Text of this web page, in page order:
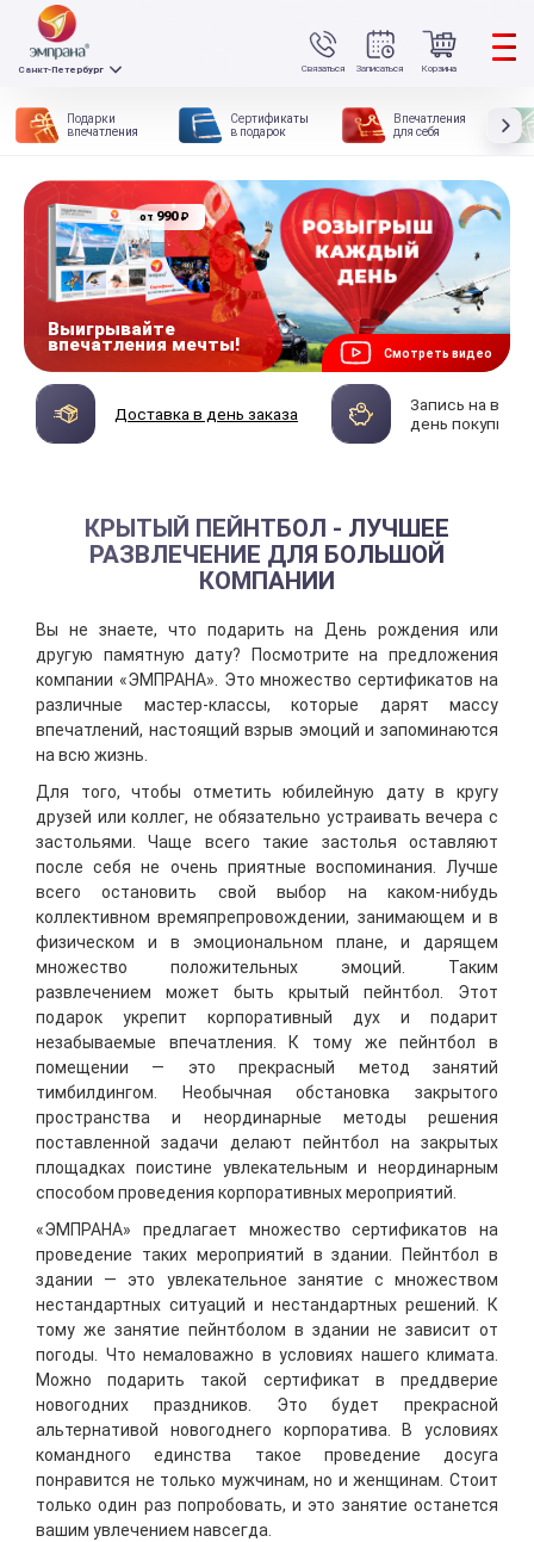
Связаться
Санкт-Петербург Записаться Корзина
Подарки
впечатления
Сертификаты
в подарок
Впечатления
для себя
Смотреть видео
от 990₽
Выигрывайте
впечатления мечты!
Доставка в день заказа
Запись на
день покупки
КРЫТЫЙ ПЕЙНТБОЛ - ЛУЧШЕЕ
РАЗВЛЕЧЕНИЕ ДЛЯ БОЛЬШОЙ
КОМПАНИИ
Вы не знаете, что подарить на День рождения или
другую памятную дату? Посмотрите на предложения
компании «ЭМПРАНА». Это множество сертификатов на
различные мастер-классы, которые дарят массу
впечатлений, настоящий взрыв эмоций и запоминаются
на всю жизнь.
Для того, чтобы отметить юбилейную дату в кругу
друзей или коллег, не обязательно устраивать вечера с
застольями. Чаще всего такие застолья оставляют
после себя не очень приятные воспоминания. Лучше
всего остановить свой выбор на каком-нибудь
коллективном времяпрепровождении, занимающем и в
физическом и в эмоциональном плане, и дарящем
множество положительных эмоций. Таким
развлечением может быть крытый пейнтбол. Этот
подарок укрепит корпоративный дух и подарит
незабываемые впечатления. К тому же пейнтбол в
помещении — это прекрасный метод занятий
тимбилдингом. Необычная обстановка закрытого
пространства и неординарные методы решения
поставленной задачи делают пейнтбол на закрытых
площадках поистине увлекательным и неординарным
способом проведения корпоративных мероприятий.
«ЭМПРАНА» предлагает множество сертификатов на
проведение таких мероприятий в здании. Пейнтбол в
здании — это увлекательное занятие с множеством
нестандартных ситуаций и нестандартных решений. К
тому же занятие пейнтболом в здании не зависит от
погоды. Что немаловажно в условиях нашего климата.
Можно подарить такой сертификат в преддверие
новогодних праздников. Это будет прекрасной
альтернативой новогоднего корпоратива. В условиях
командного единства такое проведение досуга
понравится не только мужчинам, но и женщинам. Стоит
только один раз попробовать, и это занятие останется
вашим увлечением навсегда.